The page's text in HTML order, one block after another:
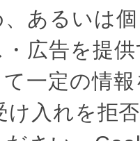
しないビデオを削除
しなくなったビデオを削除す
アプリ」から転送したビデオ
に転送し直すことができます。
あるいは
広告を提
一定の情
け入れを拒